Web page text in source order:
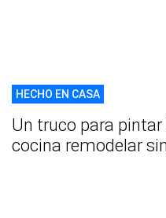
HECHO EN CASA
Un truco para
cocina remodelar